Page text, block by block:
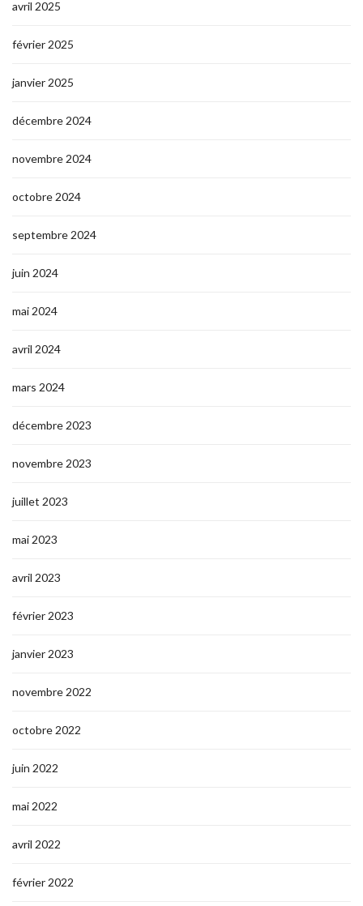
avril 2025
février 2025
janvier 2025
décembre 2024
novembre 2024
octobre 2024
septembre 2024
juin 2024
mai 2024
avril 2024
mars 2024
décembre 2023
novembre 2023
juillet 2023
mai 2023
avril 2023
février 2023
janvier 2023
novembre 2022
octobre 2022
juin 2022
mai 2022
avril 2022
février 2022